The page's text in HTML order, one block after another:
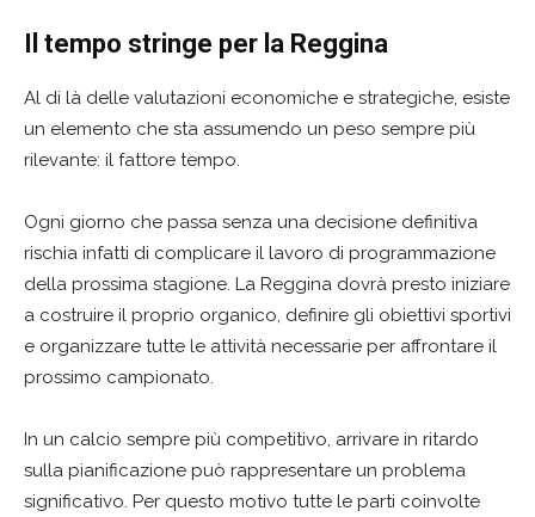
Il tempo stringe per la Reggina
Al di là delle valutazioni economiche e strategiche, esiste
un elemento che sta assumendo un peso sempre più
rilevante: il fattore tempo.
Ogni giorno che passa senza una decisione definitiva
rischia infatti di complicare il lavoro di programmazione
della prossima stagione. La Reggina dovrà presto iniziare
a costruire il proprio organico, definire gli obiettivi sportivi
e organizzare tutte le attività necessarie per affrontare il
prossimo campionato.
In un calcio sempre più competitivo, arrivare in ritardo
sulla pianificazione può rappresentare un problema
significativo. Per questo motivo tutte le parti coinvolte